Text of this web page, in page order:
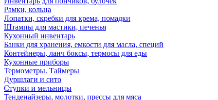
Рамки, кольца
Лопатки, скребки для крема, помадки
Штампы для мастики, печенья
Кухонный инвентарь
Банки для хранения, емкости для масла, специй
Контейнеры, ланч боксы, термосы для еды
Кухонные приборы
Термометры. Таймеры
Дуршлаги и сито
Ступки и мельницы
Тенденайзеры, молотки, прессы для мяса